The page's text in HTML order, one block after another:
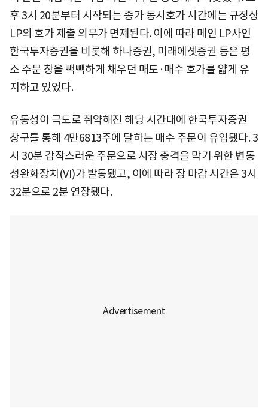
후 3시 20분부터 시작되는 종가 동시호가 시간에는 규정상
LP의 호가 제출 의무가 면제된다. 이에 따라 메인 LP사인
한국투자증권을 비롯해 하나증권, 미래에셋증권 등은 평
소 주문 창을 빽빽하게 채우던 매도·매수 호가를 얇게 유
지하고 있었다.
유동성이 극도로 취약해진 해당 시간대에 한국투자증권
창구를 통해 4만6813주에 달하는 매수 주문이 유입됐다. 3
시 30분 갑작스러운 주문으로 시장 충격을 막기 위한 변동
성완화장치(VI)가 발동됐고, 이에 따라 장 마감 시간은 3시
32분으로 2분 연장됐다.